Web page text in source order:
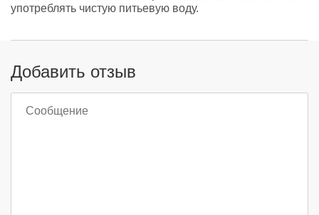
употреблять чистую питьевую воду.
Добавить отзыв